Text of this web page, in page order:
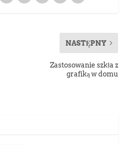
NASTĘPNY
Zastosowanie szkła z
grafiką w domu